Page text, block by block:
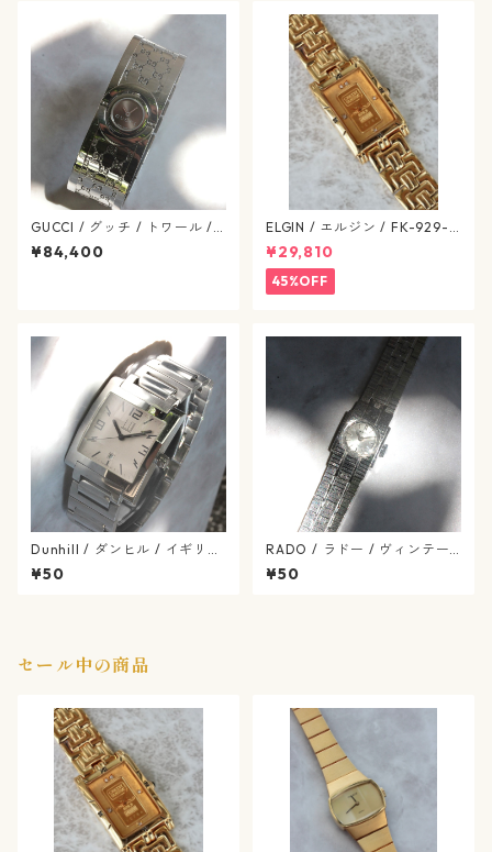
GUCCI / グッチ / トワール /
バングルウォッチ / YA112501
/ クオーツ / SS / リバーシブル
¥84,400
ELGIN / エルジン / FK-929-C
ゴールド / 638-07-elgin
¥29,810
45%OFF
Dunhill / ダンヒル / イギリス
ブランド / スクエア ファセッ
ト ダンヒリオン / クォーツ式
¥50
RADO / ラドー / ヴィンテー
ジ / 手巻き式 / 腕時計 / rado
-553-02
¥50
セール中の商品